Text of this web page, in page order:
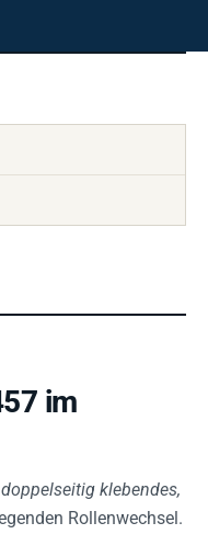
im
doppelseitig klebendes,
Rollenwechsel.